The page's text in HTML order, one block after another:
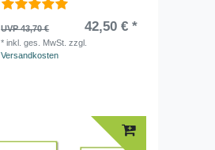
UVP 43,70 € 42,50 € *
*inkl. ges. MwSt. zzgl.
Versandkosten